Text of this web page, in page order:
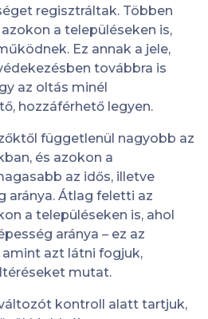
regisztráltak. Többen
a településeken is,
Ez annak a jele,
továbbra is
az oltás minél
hozzáférhető legyen.
függetlenül nagyobb az
és azokon a
az idős, illetve
aránya. Átlag feletti az
a településeken is, ahol
aránya – ez az
azt látni fogjuk,
mutat.
kontroll alatt tartjuk,